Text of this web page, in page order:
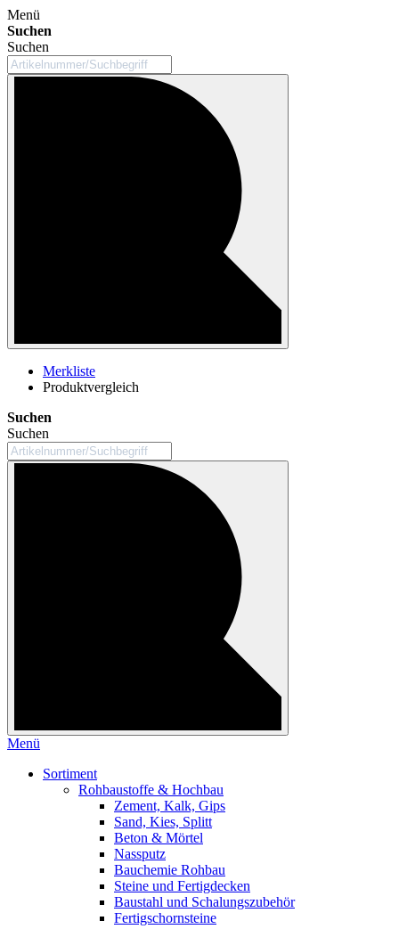
Menü
Suchen
Suchen
Merkliste
Produktvergleich
Suchen
Suchen
Menü
Sortiment
Rohbaustoffe & Hochbau
Zement, Kalk, Gips
Sand, Kies, Splitt
Beton & Mörtel
Nassputz
Bauchemie Rohbau
Steine und Fertigdecken
Baustahl und Schalungszubehör
Fertigschornsteine